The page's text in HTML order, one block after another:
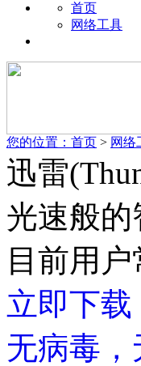
首页
网络工具
您的位置： 首页 > 网络
迅雷
光速般
目前用户
立即下载
无病毒